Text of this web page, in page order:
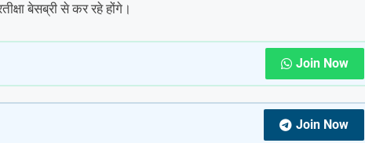
बेसब्री से कर रहे होंगे।
Join Now
Join Now